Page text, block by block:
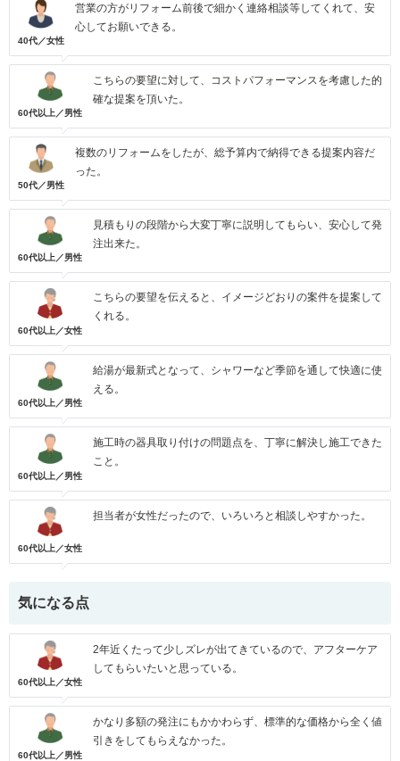
40代／女性
営業の方がリフォーム前後で細かく連絡相談等してくれて、安
心してお願いできる。
60代以上／男性
こちらの要望に対して、コストパフォーマンスを考慮した的
確な提案を頂いた。
50代／男性
複数のリフォームをしたが、総予算内で納得できる提案内容だ
った。
60代以上／男性
見積もりの段階から大変丁寧に説明してもらい、安心して発
注出来た。
60代以上／女性
こちらの要望を伝えると、イメージどおりの案件を提案して
くれる。
60代以上／男性
給湯が最新式となって、シャワーなど季節を通して快適に使
える。
60代以上／男性
施工時の器具取り付けの問題点を、丁寧に解決し施工できた
こと。
60代以上／女性
担当者が女性だったので、いろいろと相談しやすかった。
気になる点
60代以上／女性
2年近くたって少しズレが出てきているので、アフターケア
してもらいたいと思っている。
60代以上／男性
かなり多額の発注にもかかわらず、標準的な価格から全く値
引きをしてもらえなかった。